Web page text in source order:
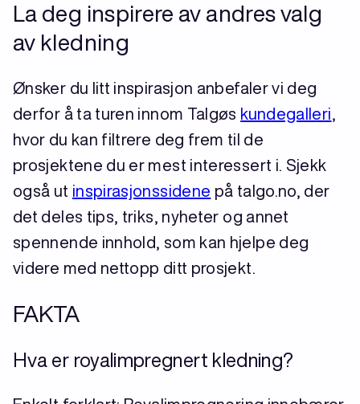
La deg inspirere av andres valg
av kledning
Ønsker du litt inspirasjon anbefaler vi deg
derfor å ta turen innom Talgøs kundegalleri
hvor du kan filtrere deg frem til de
prosjektene du er mest interessert i. Sjekk
også ut inspirasjonssidene på talgo.no, der
det deles tips, triks, nyheter og annet
spennende innhold, som kan hjelpe deg
videre med nettopp ditt prosjekt.
FAKTA
Hva er royalimpregnert kledning?